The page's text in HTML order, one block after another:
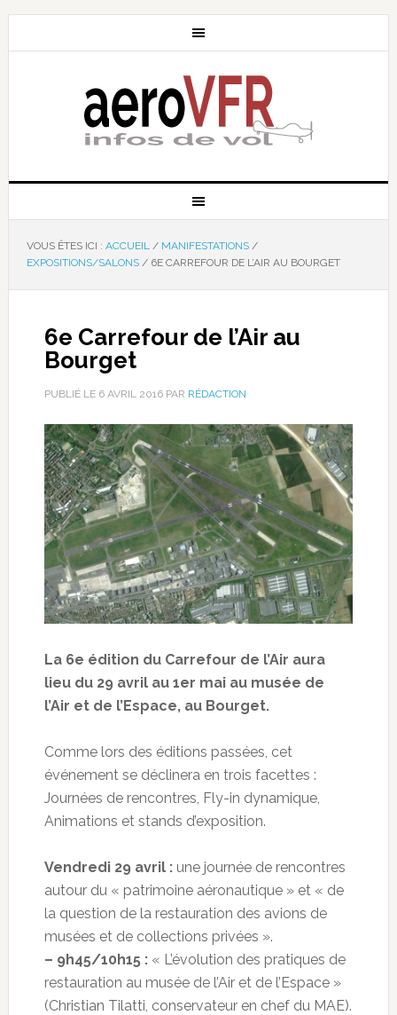
VOUS ÊTES ICI : ACCUEIL / MANIFESTATIONS /
EXPOSITIONS/SALONS /6E CARREFOUR DE L’AIR AU BOURGET
6e Carrefour de l’Air au
Bourget
PUBLIÉ LE 6 AVRIL 2016PAR RÉDACTION
La 6e édition du Carrefour de l’Air aura
lieu du 29 avril au 1er mai au musée de
l’Air et de l’Espace, au Bourget.
Comme lors des éditions passées, cet
événement se déclinera en trois facettes :
Journées de rencontres, Fly-in dynamique,
Animations et stands d’exposition.
Vendredi 29 avril :une journée de rencontres
autour du « patrimoine aéronautique » et « de
la question de la restauration des avions de
musées et de collections privées ».
– 9h45/10h15 :« L’évolution des pratiques de
restauration au musée de l’Air et de l’Espace »
(Christian Tilatti, conservateur en chef du MAE).